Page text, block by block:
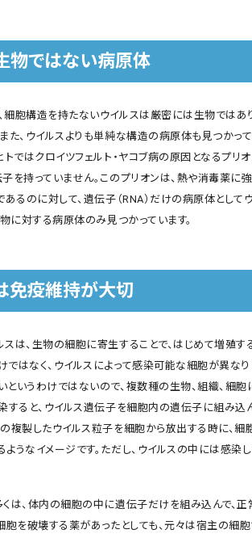
物ではない病原体
胞構造を持たないウイルスは厳密には生物ではあ
た、ウイルスよりも単純な構造の病原体も見つかって
ではクロイツフェルト・ヤコブ病の原因となるプリオ
を持っていません。このプリオンは、熱や消毒薬に
あるのに対して、遺伝子（RNA）だけの病原体として
に対する病原体のみ見つかっています。
免疫維持が大切
は、生物の細胞に寄生することで、はじめて増殖する
はなく、ウイルスによって感染可能な細胞が異なり
いうわけではないので、複数種の生物、組織、細胞
すると、ウイルス遺伝子を細胞内の遺伝子に組み込
複製したウイルス粒子を細胞から放出する時に、細
うなイメージです。ただし、ウイルスの中には感染
は、体内の細胞の中に遺伝子だけを組み込んで、
胞を破壊する薬があったとしても、元々は宿主の細